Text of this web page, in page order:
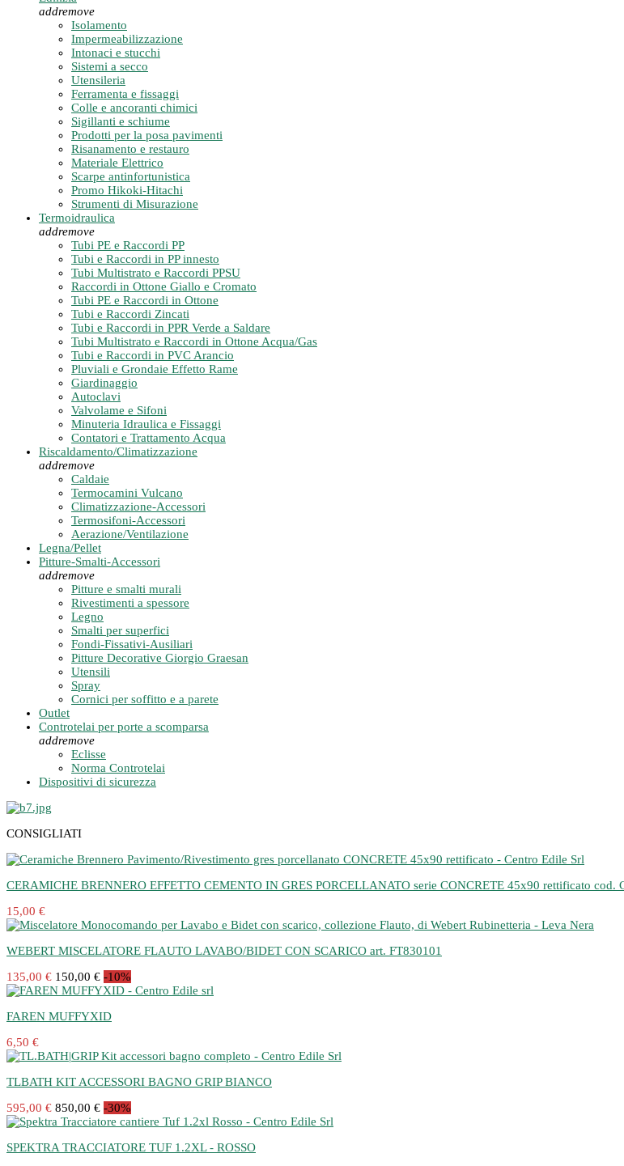
addremove
Isolamento
Impermeabilizzazione
Intonaci e stucchi
Sistemi a secco
Utensileria
Ferramenta e fissaggi
Colle e ancoranti chimici
Sigillanti e schiume
Prodotti per la posa pavimenti
Risanamento e restauro
Materiale Elettrico
Scarpe antinfortunistica
Promo Hikoki-Hitachi
Strumenti di Misurazione
Termoidraulica
addremove
Tubi PE e Raccordi PP
Tubi e Raccordi in PP innesto
Tubi Multistrato e Raccordi PPSU
Raccordi in Ottone Giallo e Cromato
Tubi PE e Raccordi in Ottone
Tubi e Raccordi Zincati
Tubi e Raccordi in PPR Verde a Saldare
Tubi Multistrato e Raccordi in Ottone Acqua/Gas
Tubi e Raccordi in PVC Arancio
Pluviali e Grondaie Effetto Rame
Giardinaggio
Autoclavi
Valvolame e Sifoni
Minuteria Idraulica e Fissaggi
Contatori e Trattamento Acqua
Riscaldamento/Climatizzazione
addremove
Caldaie
Termocamini Vulcano
Climatizzazione-Accessori
Termosifoni-Accessori
Aerazione/Ventilazione
Legna/Pellet
Pitture-Smalti-Accessori
addremove
Pitture e smalti murali
Rivestimenti a spessore
Legno
Smalti per superfici
Fondi-Fissativi-Ausiliari
Pitture Decorative Giorgio Graesan
Utensili
Spray
Cornici per soffitto e a parete
Outlet
Controtelai per porte a scomparsa
addremove
Eclisse
Norma Controtelai
Dispositivi di sicurezza
CONSIGLIATI
CERAMICHE BRENNERO EFFETTO CEMENTO IN GRES PORCELLANATO serie CONCRETE 45x90 rettificato cod.
15,00 €
WEBERT MISCELATORE FLAUTO LAVABO/BIDET CON SCARICO art. FT830101
135,00 € 150,00 € -10%
FAREN MUFFYXID
6,50 €
TLBATH KIT ACCESSORI BAGNO GRIP BIANCO
595,00 € 850,00 € -30%
SPEKTRA TRACCIATORE TUF 1.2XL - ROSSO